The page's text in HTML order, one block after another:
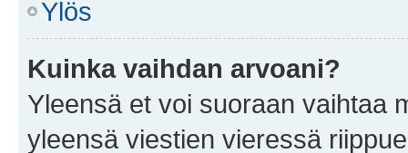
Ylös
Kuinka vaihdan arvoani?
Yleensä et voi suoraan vaihtaa
yleensä viestien vieressä